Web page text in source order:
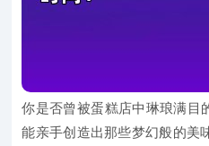
你是否曾被蛋糕店中琳琅满目
能亲手创造出那些梦幻般的美